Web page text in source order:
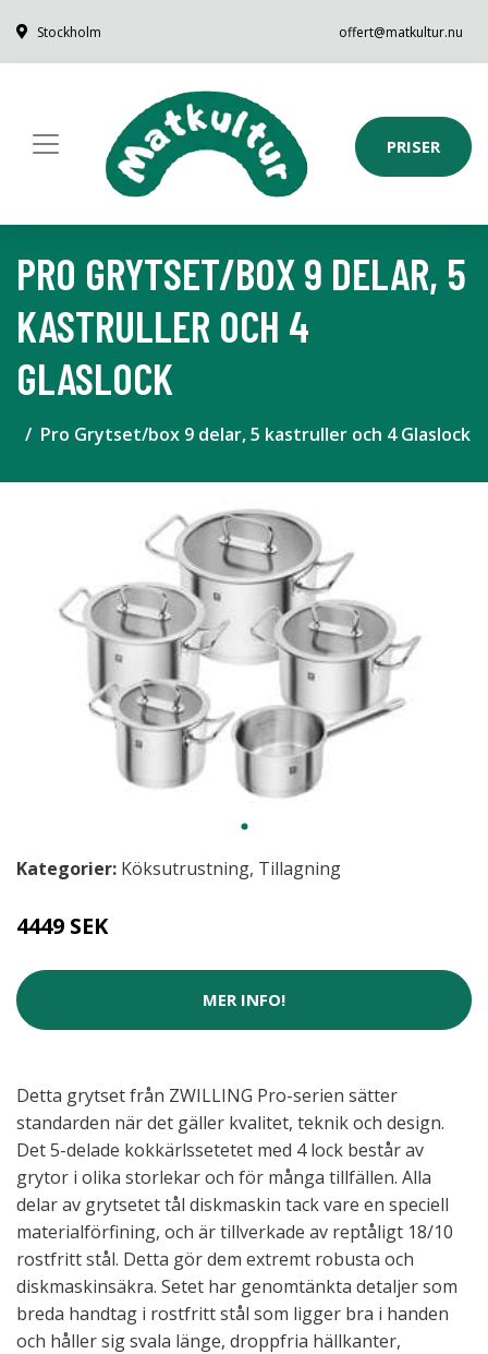
Stockholm offert@matkultur.nu
PRISER
PRO GRYTSET/BOX 9 DELAR, 5
KASTRULLER OCH 4
GLASLOCK
Pro Grytset/box 9 delar, 5 kastruller och 4 Glaslock
Kategorier: Köksutrustning, Tillagning
4449 SEK
MER INFO!
Detta grytset från ZWILLING Pro-serien sätter
standarden när det gäller kvalitet, teknik och design.
Det 5-delade kokkärlssetetet med 4 lock består av
grytor i olika storlekar och för många tillfällen. Alla
delar av grytsetet tål diskmaskin tack vare en speciell
materialförfining, och är tillverkade av reptåligt 18/10
rostfritt stål. Detta gör dem extremt robusta och
diskmaskinsäkra. Setet har genomtänkta detaljer som
breda handtag i rostfritt stål som ligger bra i handen
och håller sig svala länge, droppfria hällkanter,